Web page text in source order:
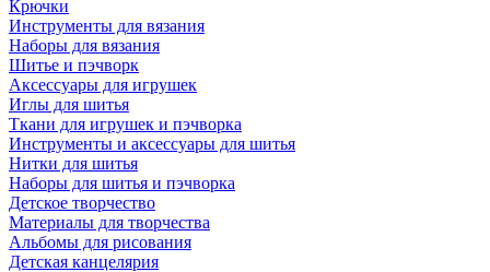
Крючки
Инструменты для вязания
Наборы для вязания
Шитье и пэчворк
Аксессуары для игрушек
Иглы для шитья
Ткани для игрушек и пэчворка
Инструменты и аксессуары для шитья
Нитки для шитья
Наборы для шитья и пэчворка
Детское творчество
Материалы для творчества
Альбомы для рисования
Детская канцелярия